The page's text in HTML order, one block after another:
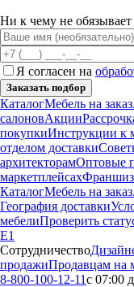
Ни к чему не обязывает
Я согласен на
Заказать подбор
КаталогМебель на заказ
салоновАкции
покупкиИнструкции к
отделом доставки
архитекторамОптовые
маркетплейсах
КаталогМебель на заказ
География доставки
мебелиПроверить
Е1
Сотрудничество
продажиПродавцам на
8-800-100-12-11с 07:00